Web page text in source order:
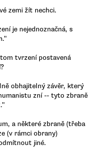
zemi žít nechci.
je nejednoznačná, s
tvrzení postavená
obhajitelný závěr, který
zní -- tyto zbraně
a některé zbraně (třeba
(v rámci obrany)
jiné.